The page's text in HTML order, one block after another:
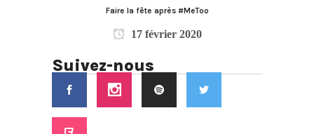
Faire la fête après #MeToo
17 février 2020
Suivez-nous